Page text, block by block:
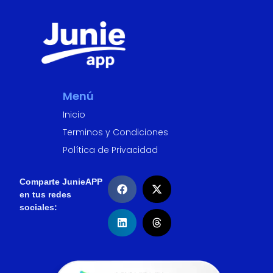
Menú
Inicio
Terminos y Condiciones
Política de Privacidad
Comparte JunieAPP
en tus redes
sociales: